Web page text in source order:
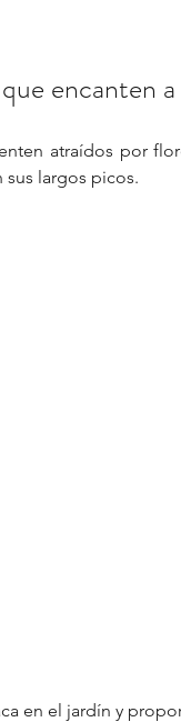
encanten
atraídos por
sus largos picos.
en el jardín y